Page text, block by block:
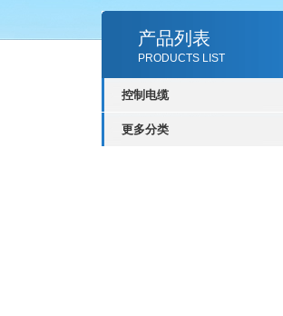
产品列表
PRODUCTS LIST
控制电缆
更多分类